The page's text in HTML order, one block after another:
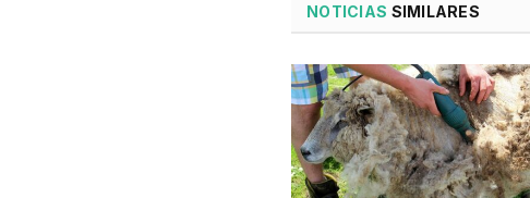
NOTICIAS SIMILARES